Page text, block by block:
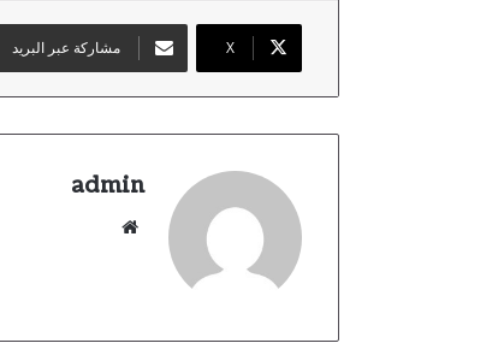
X مشاركة عبر البريد
admin